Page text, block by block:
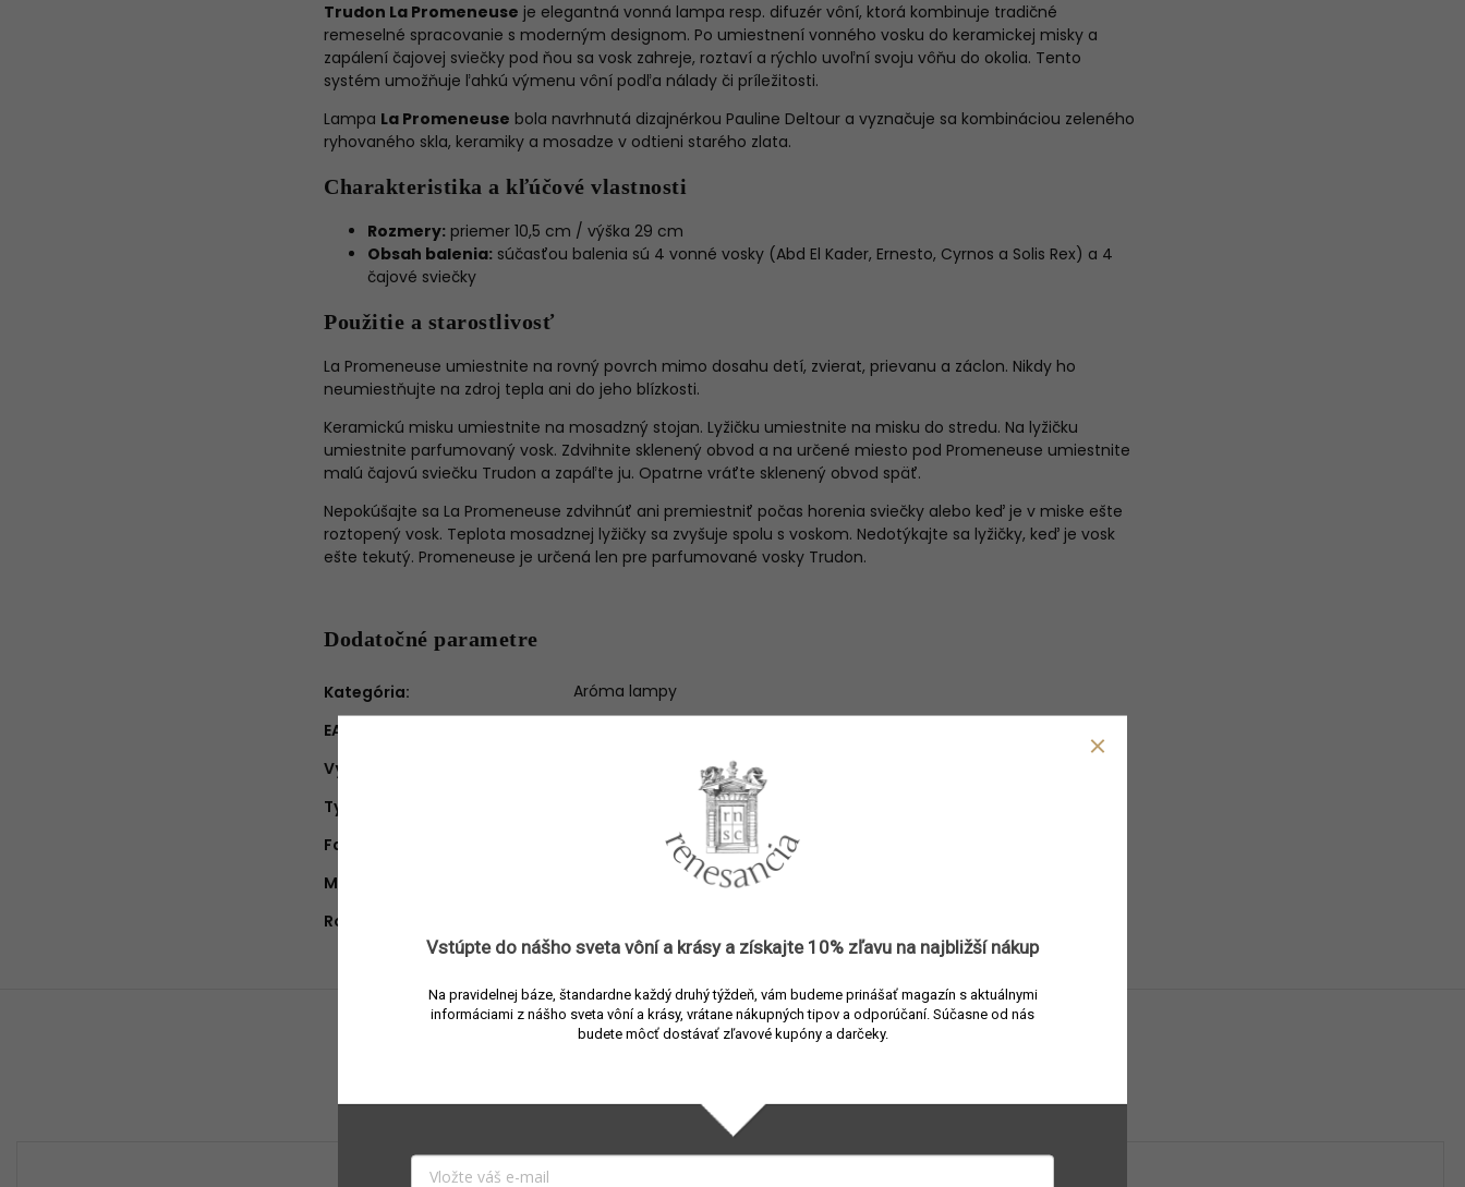
Trudon La Promeneuse je elegantná vonná lampa resp. difuzér vôní, ktorá kombinuje tradičné
remeselné spracovanie s moderným designom. Po umiestnení vonného vosku do keramickej misky a
zapálení čajovej sviečky pod ňou sa vosk zahreje, roztaví a rýchlo uvoľní svoju vôňu do okolia. Tento
systém umožňuje ľahkú výmenu vôní podľa nálady či príležitosti.
Lampa La Promeneuse bola navrhnutá dizajnérkou Pauline Deltour a vyznačuje sa kombináciou zeleného
ryhovaného skla, keramiky a mosadze v odtieni starého zlata.
Charakteristika a kľúčové vlastnosti
Rozmery: priemer 10,5 cm / výška 29 cm
Obsah balenia: súčasťou balenia sú 4 vonné vosky (Abd El Kader, Ernesto, Cyrnos a Solis Rex) a 4
čajové sviečky
Použitie a starostlivosť
La Promeneuse umiestnite na rovný povrch mimo dosahu detí, zvierat, prievanu a záclon. Nikdy ho
neumiestňujte na zdroj tepla ani do jeho blízkosti.
Keramickú misku umiestnite na mosadzný stojan. Lyžičku umiestnite na misku do stredu. Na lyžičku
umiestnite parfumovaný vosk. Zdvihnite sklenený obvod a na určené miesto pod Promeneuse umiestnite
malú čajovú sviečku Trudon a zapáľte ju. Opatrne vráťte sklenený obvod späť.
Nepokúšajte sa La Promeneuse zdvihnúť ani premiestniť počas horenia sviečky alebo keď je v miske ešte
roztopený vosk. Teplota mosadznej lyžičky sa zvyšuje spolu s voskom. Nedotýkajte sa lyžičky, keď je vosk
ešte tekutý. Promeneuse je určená len pre parfumované vosky Trudon.
Dodatočné parametre
Kategória:
Aróma lampy
EAN
Výrobca
Typ produktu
Farba
Materiál
Sklo, Mosadz, Keramika
Rozmery (priemer x výška)
Vstúpte do nášho sveta vôní a krásy a získajte 10% zľavu na najbližší nákup
Na pravidelnej báze, štandardne každý druhý týždeň, vám budeme prinášať magazín s aktuálnymi
informáciami z nášho sveta vôní a krásy, vrátane nákupných tipov a odporúčaní. Súčasne od nás
budete môcť dostávať zľavové kupóny a darčeky.